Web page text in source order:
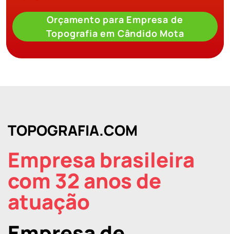
Orçamento para Empresa de
Topografia em Cândido Mota
TOPOGRAFIA.COM
Empresa brasileira
com 32 anos de
atuação